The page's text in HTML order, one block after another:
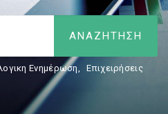
Ενημέρωση, Επιχειρήσεις